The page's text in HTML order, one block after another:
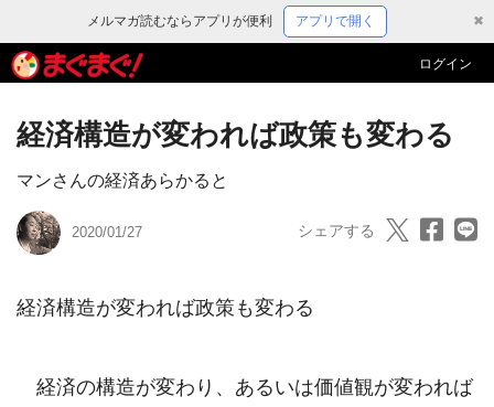
メルマガ読むならアプリが便利 アプリで開く ✖
ログイン
経済構造が変われば政策も変わる
マンさんの経済あらかると
2020/01/27 シェアする
経済構造が変われば政策も変わる
経済の構造が変わり、あるいは価値観が変われば